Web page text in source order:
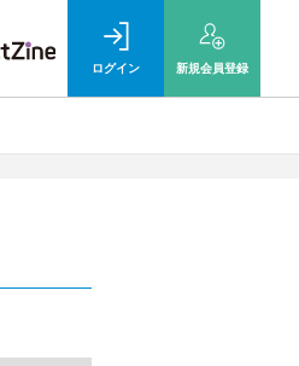
ログイン 新規会員登録